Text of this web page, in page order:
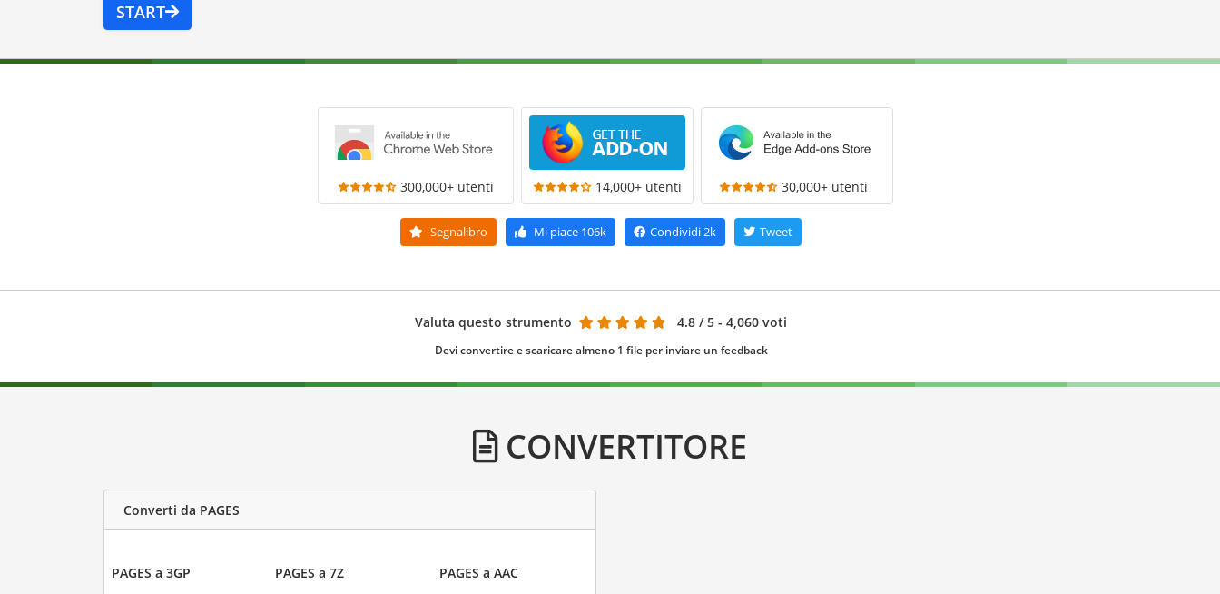
START
300,000+ utenti 14,000+ utenti 30,000+ utenti
Segnalibro Mi piace 106k Condividi2k Tweet
Valuta questo strumento 4.8 / 5 - 4,060 voti
Devi convertire e scaricare almeno 1 file per inviare un feedback
CONVERTITORE
Converti da PAGES
PAGES a 3GP PAGES a 7Z PAGES a AAC